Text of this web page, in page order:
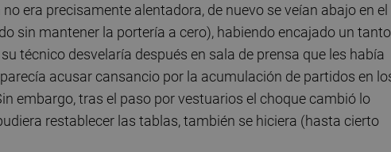
era precisamente alentadora, de nuevo se veían abajo en el
sin mantener la portería a cero), habiendo encajado un tanto
técnico desvelaría después en sala de prensa que les había
acusar cansancio por la acumulación de partidos en
embargo, tras el paso por vestuarios el choque cambió lo
restablecer las tablas, también se hiciera (hasta cierto